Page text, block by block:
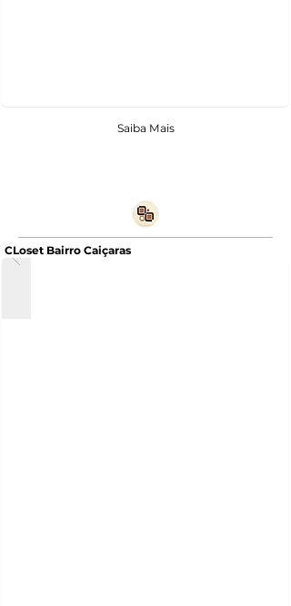
Saiba Mais
CLoset Bairro Caiçaras